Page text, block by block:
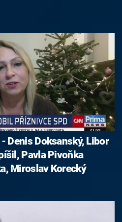
Denis Doksanský, Libor
Pavla Pivoňka
Miroslav Korecký